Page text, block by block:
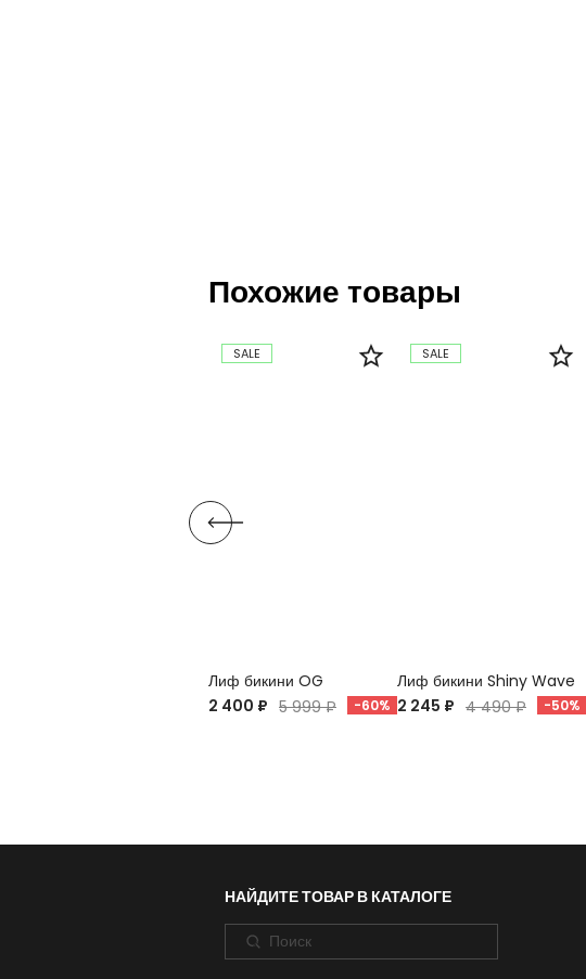
Похожие товары
SALE
Лиф бикини OG
2 400 ₽ 5 999 ₽ -60%
SALE
Лиф бикини Shiny Wave
2 245 ₽ 4 490 ₽ -50%
НАЙДИТЕ ТОВАР В КАТАЛОГЕ